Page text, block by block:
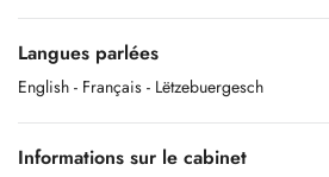
Langues parlées
English - Français - Lëtzebuergesch
Informations sur le cabinet